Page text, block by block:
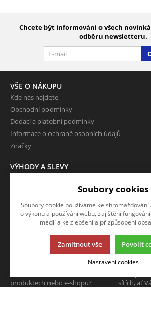
Chcete být informováni o všech
odběru newsletteru.
VŠE O NÁKUPU
Kde nás najdete
Obchodní podmínky
Dodací a platební podmínky
Informace o ochraně osobních údajů
Značky
VÝHODY A SLEVY
O FIRMĚ
NAPIŠTE NÁM
produktech nebo e-shopu?
sítích, ať
Soubory cookies
Soubory cookie používáme ke
o výkonu a používání webu, zajištění
médií a ke zlepšení a přizpůsobení
Zamítnout vše Povolit
Nastavení cookies